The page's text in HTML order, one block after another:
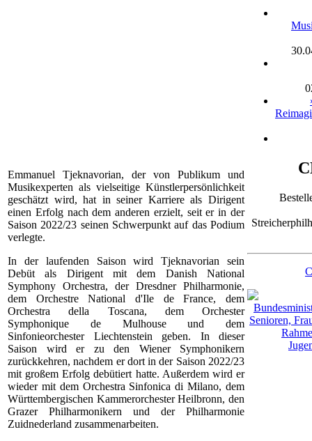
Emmanuel Tjeknavorian, der von Publikum und
Musikexperten als vielseitige Künstlerpersönlichkeit
geschätzt wird, hat in seiner Karriere als Dirigent
einen Erfolg nach dem anderen erzielt, seit er in der
Saison 2022/23 seinen Schwerpunkt auf das Podium
verlegte.
In der laufenden Saison wird Tjeknavorian sein
Debüt als Dirigent mit dem Danish National
Symphony Orchestra, der Dresdner Philharmonie,
dem Orchestre National d'Ile de France, dem
Orchestra della Toscana, dem Orchester
Symphonique de Mulhouse und dem
Sinfonieorchester Liechtenstein geben. In dieser
Saison wird er zu den Wiener Symphonikern
zurückkehren, nachdem er dort in der Saison 2022/23
mit großem Erfolg debütiert hatte. Außerdem wird er
wieder mit dem Orchestra Sinfonica di Milano, dem
Württembergischen Kammerorchester Heilbronn, den
Grazer Philharmonikern und der Philharmonie
Zuidnederland zusammenarbeiten.